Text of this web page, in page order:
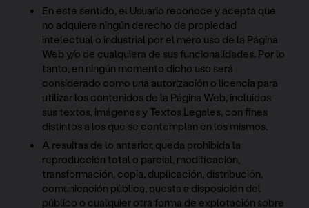
En este sentido, el Usuario reconoce y acepta que
no adquiere ningún derecho de propiedad
intelectual o industrial por el mero uso de la Página
Web y/o de cualquiera de sus funcionalidades. Por lo
tanto, en ningún momento dicho uso será
considerado como una autorización o licencia para
utilizar los contenidos de la Página Web, incluidos
sus textos, imágenes y Textos Legales, con fines
distintos a los que se contemplan en los mismos.
A resultas de lo anterior, queda prohibida la
reproducción total o parcial, modificación,
transformación, copia, duplicación, distribución,
comunicación pública, puesta a disposición del
público o cualquier otra forma de explotación sobre